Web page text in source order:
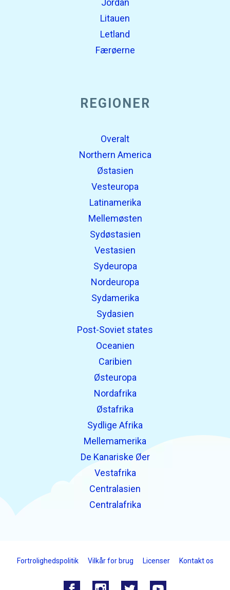
Litauen
Letland
Færøerne
REGIONER
Overalt
Northern America
Østasien
Vesteuropa
Latinamerika
Mellemøsten
Sydøstasien
Vestasien
Sydeuropa
Nordeuropa
Sydamerika
Sydasien
Post-Soviet states
Oceanien
Caribien
Østeuropa
Nordafrika
Østafrika
Sydlige Afrika
Mellemamerika
De Kanariske Øer
Vestafrika
Centralasien
Centralafrika
Fortrolighedspolitik Vilkår for brug Licenser Kontakt os